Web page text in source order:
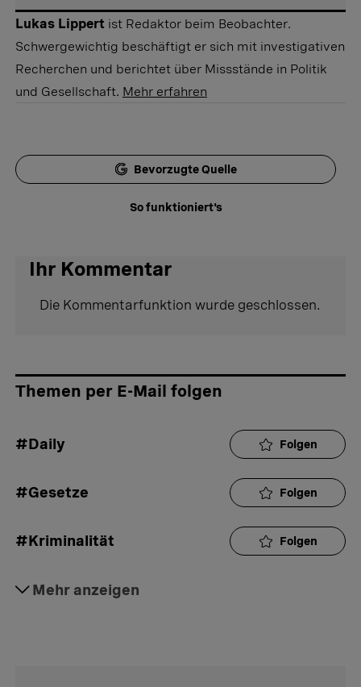
Lukas Lippert ist Redaktor beim Beobachter.
Schwergewichtig beschäftigt er sich mit investigativen
Recherchen und berichtet über Missstände in Politik
und Gesellschaft. Mehr erfahren
Bevorzugte Quelle
So funktioniert's
Ihr Kommentar
Die Kommentarfunktion wurde geschlossen.
Themen per E-Mail folgen
#Daily Folgen
#Gesetze Folgen
#Kriminalität Folgen
Mehr anzeigen
#Aktuell